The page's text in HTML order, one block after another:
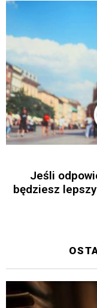
Jeśli
będziesz